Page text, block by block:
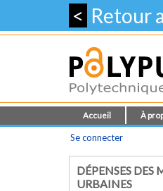
< Retour
Accueil À
Se connecter
DÉPENSES
URBAINES